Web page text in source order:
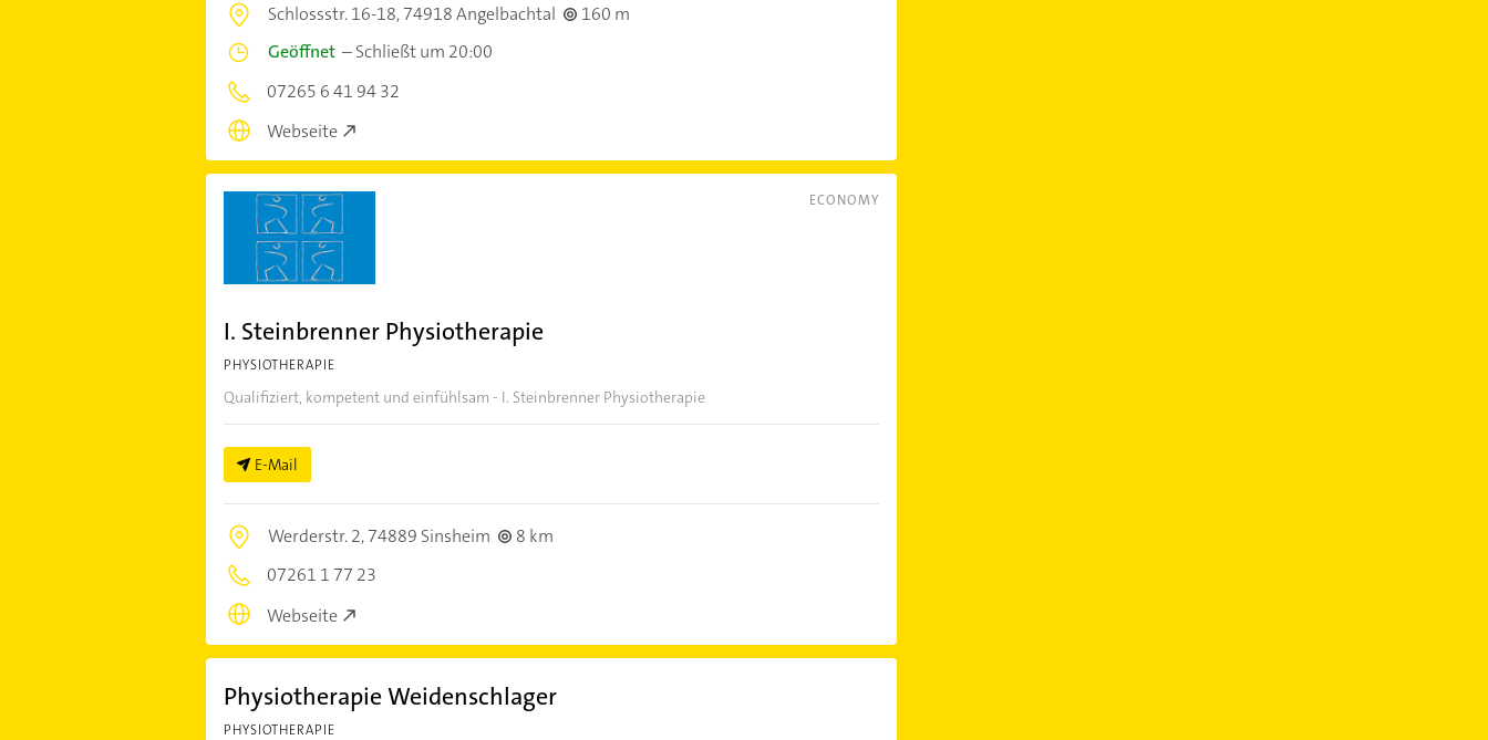
Schlossstr. 16-18,74918 Angelbachtal
160 m
Geöffnet–Schließt um 20:00
07265 6 41 94 32
Webseite
ECONOMY
I. Steinbrenner Physiotherapie
PHYSIOTHERAPIE
Qualifiziert, kompetent und einfühlsam - I. Steinbrenner Physiotherapie
E-Mail
Werderstr. 2,74889 Sinsheim
8 km
07261 1 77 23
Webseite
Physiotherapie Weidenschlager
PHYSIOTHERAPIE